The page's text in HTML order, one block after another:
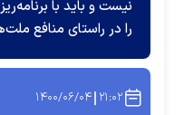
نیست و باید با
را در راستای منافع
۲۱:۰۲ ۱۴۰۰/۰۶/۰۴